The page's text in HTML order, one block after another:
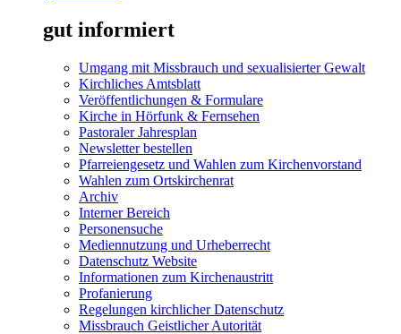
gut informiert
Umgang mit Missbrauch und sexualisierter Gewalt
Kirchliches Amtsblatt
Veröffentlichungen & Formulare
Kirche in Hörfunk & Fernsehen
Pastoraler Jahresplan
Newsletter bestellen
Pfarreiengesetz und Wahlen zum Kirchenvorstand
Wahlen zum Ortskirchenrat
Archiv
Interner Bereich
Personensuche
Mediennutzung und Urheberrecht
Datenschutz Website
Informationen zum Kirchenaustritt
Profanierung
Regelungen kirchlicher Datenschutz
Missbrauch Geistlicher Autorität